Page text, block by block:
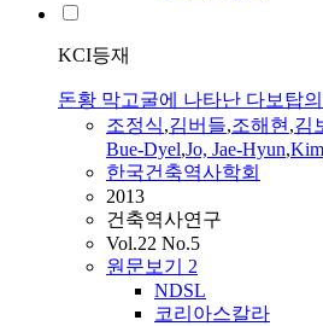
KCI등재
돈황 막고굴에 나타난 다보탑
조정식,김버들,조해현,김
Bue-Dyel,Jo, Jae-Hyun,
한국건축역사학회
2013
건축역사연구
Vol.22 No.5
원문보기 2
NDSL
코리아스칼라